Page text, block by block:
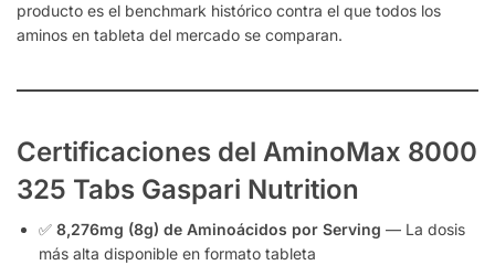
producto es el benchmark histórico contra el que todos los
aminos en tableta del mercado se comparan.
Certificaciones del AminoMax 8000
325 Tabs Gaspari Nutrition
✅ 8,276mg (8g) de Aminoácidos por Serving — La dosis
más alta disponible en formato tableta